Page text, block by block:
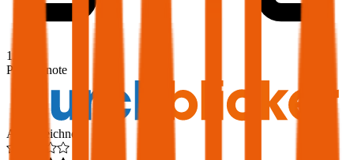
1,8
Produktnote
Ausgezeichnet